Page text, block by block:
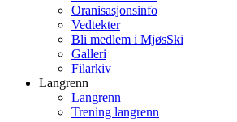
Oranisasjonsinfo
Vedtekter
Bli medlem i MjøsSki
Galleri
Filarkiv
Langrenn
Langrenn
Trening langrenn